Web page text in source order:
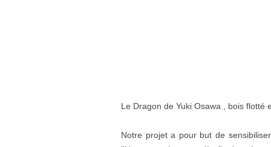
Le Dragon de Yuki Osawa , bois
Notre projet a pour but de